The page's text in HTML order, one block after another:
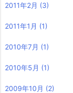
2011年2月 (3)
2011年1月 (1)
2010年7月 (1)
2010年5月 (1)
2009年10月 (2)